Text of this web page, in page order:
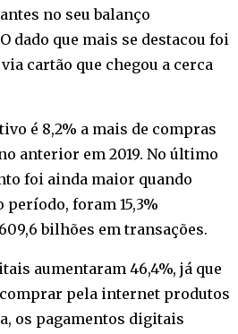
no seu balanço
dado que mais se destacou foi
cartão que chegou a cerca
é 8,2% a mais de compras
anterior em 2019. No último
foi ainda maior quando
período, foram 15,3%
bilhões em transações.
aumentaram 46,4%, já que
pela internet produtos
os pagamentos digitais